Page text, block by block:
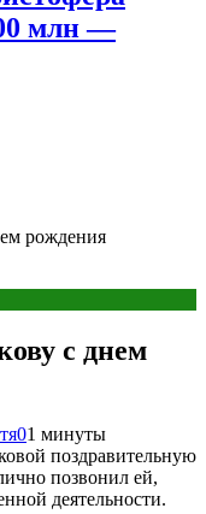
млн —
рождения
с днем
01 минуты
поздравительную
позвонил ей,
деятельности.